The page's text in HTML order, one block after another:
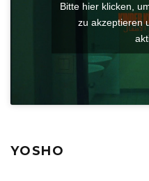
Bitte hier klicken,
zu akzeptieren
YOSHO